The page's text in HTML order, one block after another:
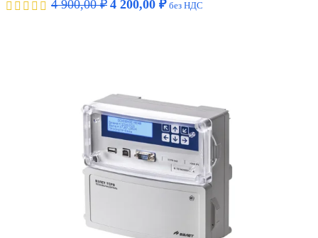
4 900,00₽ 4 200,00 ₽ без НДС